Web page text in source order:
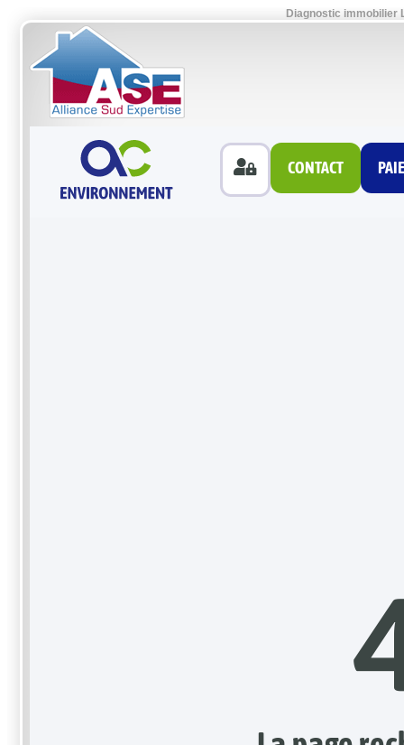
Diagnostic immobilier